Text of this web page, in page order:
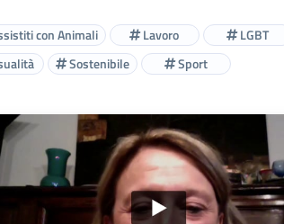
con Animali Lavoro
LGBT
Sostenibile Sport